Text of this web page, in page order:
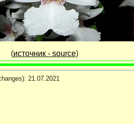
(источник - source)
21.07.2021